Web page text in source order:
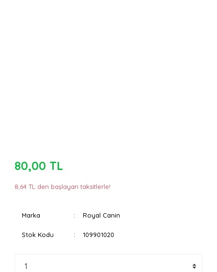
80,00 TL
8,64 TL den başlayan taksitlerle!
Marka Royal Canin
Stok Kodu 109901020